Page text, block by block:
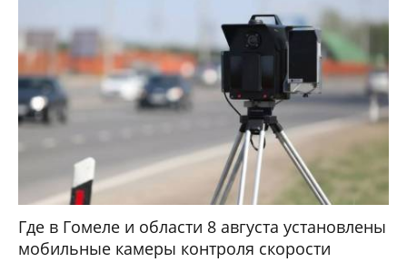
Где в Гомеле и области 8 августа установлены
мобильные камеры контроля скорости